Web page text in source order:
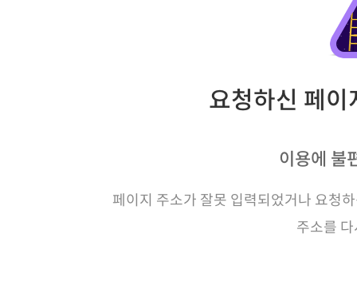
요청하신 페
이용에 불
페이지 주소가 잘못 입력되었거나 요청
주소를